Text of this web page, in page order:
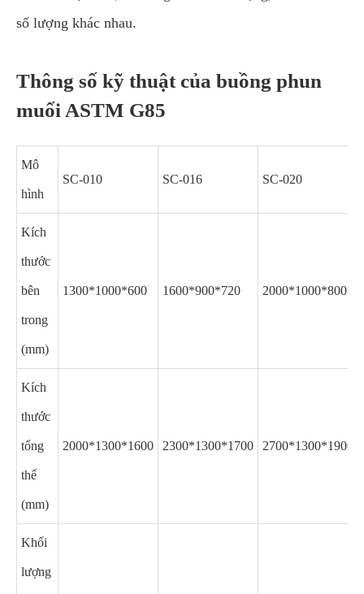
số lượng khác nhau.
Thông số kỹ thuật của buồng phun
muối ASTM G85
Mô
hình
SC-010 SC-016 SC-020
Kích
thước
bên
trong
(mm)
1300*1000*600 1600*900*720 2000*1000*800
Kích
thước
tổng
thể
(mm)
2000*1300*1600 2300*1300*1700 2700*1300*1900
Khối
lượng